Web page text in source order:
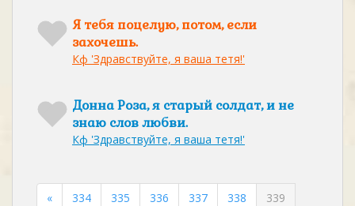
Я тебя поцелую, потом, если
захочешь.
Кф 'Здравствуйте, я ваша тетя!'
Донна Роза, я старый солдат, и не
знаю слов любви.
Кф 'Здравствуйте, я ваша тетя!'
« 334 335 336 337 338
339